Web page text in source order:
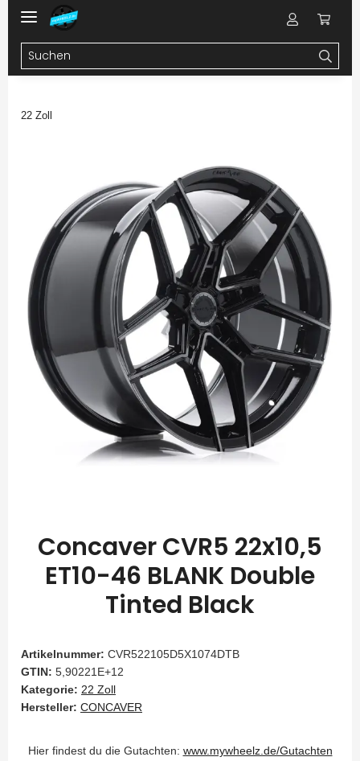
22 Zoll
Concaver CVR5 22x10,5
ET10-46 BLANK Double
Tinted Black
Artikelnummer: CVR522105D5X1074DTB
GTIN: 5,90221E+12
Kategorie: 22 Zoll
Hersteller: CONCAVER
Hier findest du die Gutachten: www.mywheelz.de/Gutachten